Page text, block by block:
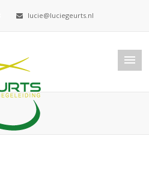
lucie@luciegeurts.nl